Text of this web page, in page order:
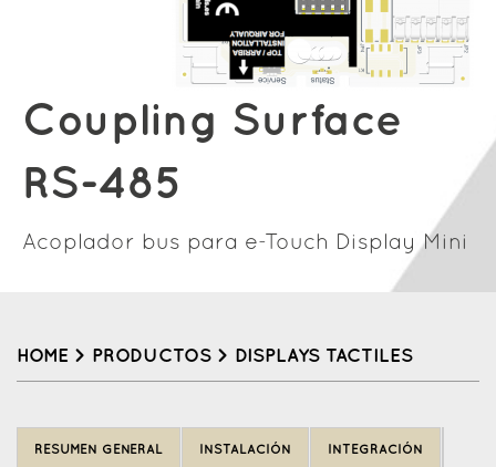
Coupling Surface
RS-485
Acoplador bus para e-Touch Display Mini
HOME > PRODUCTOS > DISPLAYS TACTILES
RESUMEN GENERAL INSTALACIÓN INTEGRACIÓN